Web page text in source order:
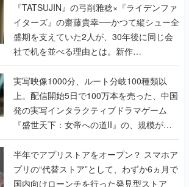
く
『TATSUJIN』の弓削雅稔×『ライデンファ
イターズ』の齋藤貴幸──かつて縦シュー全
盛期を支えていた2人が、30年後に同じ会
社で机を並べる理由とは。新作
『TATSUJIN EXTREME』で初タッグを組
んだレジェンド2人に訊く開発秘話
実写映像1000分、ルート分岐100種類以
上。配信開始5日で100万本を売った、中国
発の実写インタラクティブドラマゲーム
『盛世天下：女帝への道II』の、規模が違
うこだわりをプロデューサーに聞いた
半年でアプリストアをオープン？ スマホア
プリの“代替ストア”として、わずか6ヵ月で
国内向けローンチを行った発見型ストア